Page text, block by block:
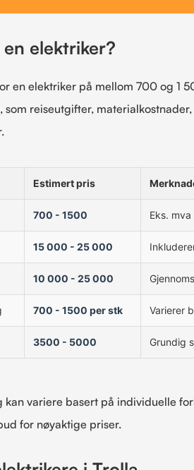
elektriker?
en elektriker på mellom 700 og 1
som reiseutgifter,
Estimert pris
700 - 1500 Eks. mva
15 000 - 25 000
10 000 - 25 000
700 - 1500 per stk Varierer
3500 - 5000 Grundig
kan variere basert på individuelle
for nøyaktige priser.